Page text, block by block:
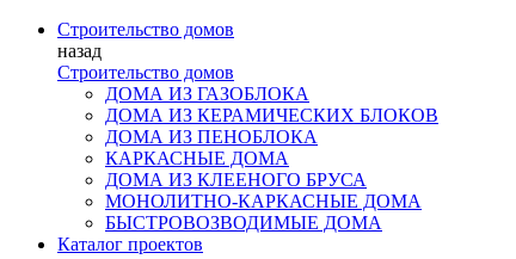
Строительство домов
назад
Строительство домов
ДОМА ИЗ ГАЗОБЛОКА
ДОМА ИЗ КЕРАМИЧЕСКИХ БЛОКОВ
ДОМА ИЗ ПЕНОБЛОКА
КАРКАСНЫЕ ДОМА
ДОМА ИЗ КЛЕЕНОГО БРУСА
МОНОЛИТНО-КАРКАСНЫЕ ДОМА
БЫСТРОВОЗВОДИМЫЕ ДОМА
Каталог проектов